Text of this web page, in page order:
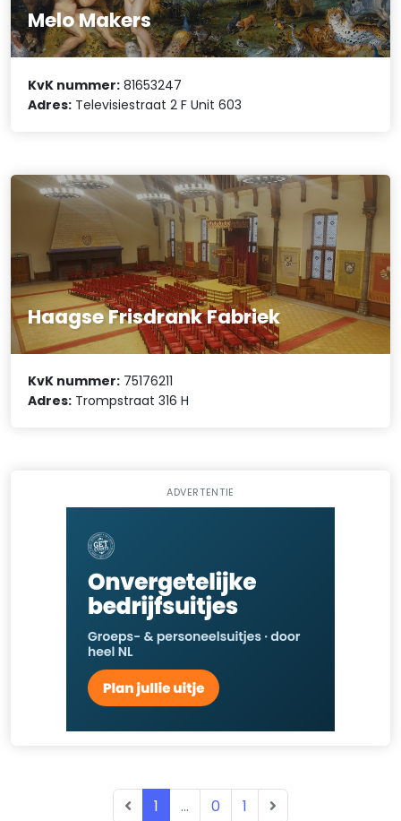
Melo Makers
KvK nummer: 81653247
Adres: Televisiestraat 2 F Unit 603
Haagse Frisdrank Fabriek
KvK nummer: 75176211
Adres: Trompstraat 316 H
ADVERTENTIE
1 ... 0 1